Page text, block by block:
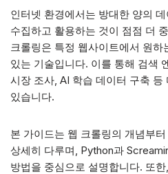
인터넷 환경에서는 방대한 양의
수집하고 활용하는 것이 점점 더
크롤링은 특정 웹사이트에서 원
있는 기술입니다. 이를 통해 검색
시장 조사, AI 학습 데이터 구축 등
있습니다.
본 가이드는 웹 크롤링의 개념부
상세히 다루며, Python과
방법을 중심으로 설명합니다. 또